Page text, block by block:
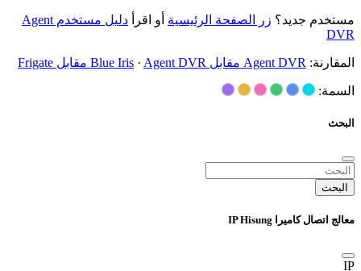
مستخدم جديد؟ زر الصفحة الرئيسية أو اقرأ
دليل مستخدم Agent
DVR
المقارنة: Agent DVR مقابل Blue Iris · Agent DVR مقابل Frigate
السمة:
البحث
البحث
معالج اتصال كاميرا IP Hisung
IP